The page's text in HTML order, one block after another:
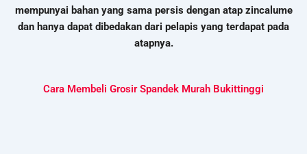
mempunyai bahan yang sama persis dengan atap zincalume
dan hanya dapat dibedakan dari pelapis yang terdapat pada
atapnya.
Cara Membeli Grosir Spandek Murah Bukittinggi